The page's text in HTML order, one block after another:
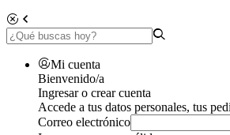
Mi cuenta
Bienvenido/a
Ingresar o crear cuenta
Accede a tus datos personales, tus
Correo electrónico